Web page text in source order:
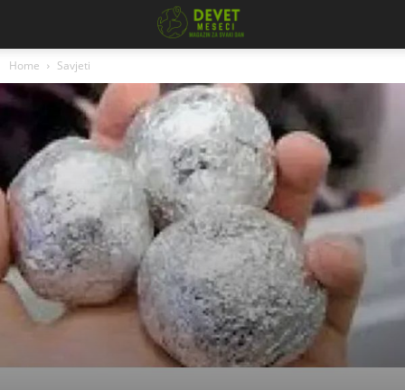
Home Savjeti